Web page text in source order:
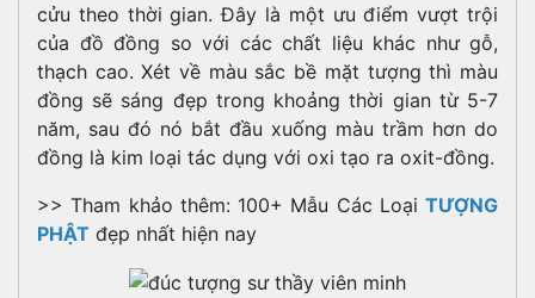
cửu theo thời gian. Đây là một ưu điểm vượt trội
của đồ đồng so với các chất liệu khác như gỗ,
thạch cao. Xét về màu sắc bề mặt tượng thì màu
đồng sẽ sáng đẹp trong khoảng thời gian từ 5-7
năm, sau đó nó bắt đầu xuống màu trầm hơn do
đồng là kim loại tác dụng với oxi tạo ra oxit-đồng.
>> Tham khảo thêm: 100+ Mẫu Các Loại TƯỢNG
PHẬT đẹp nhất hiện nay